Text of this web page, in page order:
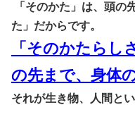
「そのかた」は、頭の
た」だからです。
「そのかたらし
の先まで、身体
それが生き物、人間と